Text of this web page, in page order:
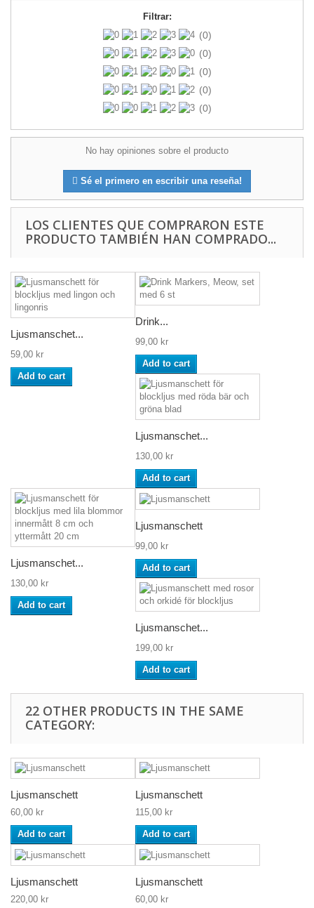
Filtrar:
(0)
(0)
(0)
(0)
(0)
No hay opiniones sobre el producto
Sé el primero en escribir una reseña!
LOS CLIENTES QUE COMPRARON ESTE
PRODUCTO TAMBIÉN HAN COMPRADO...
Ljusmanschet...
59,00 kr
Add to cart
Drink...
99,00 kr
Add to cart
Ljusmanschet...
130,00 kr
Add to cart
Ljusmanschet...
130,00 kr
Add to cart
Ljusmanschett
99,00 kr
Add to cart
Ljusmanschet...
199,00 kr
Add to cart
22 OTHER PRODUCTS IN THE SAME
CATEGORY:
Ljusmanschett
60,00 kr
Add to cart
Ljusmanschett
115,00 kr
Add to cart
Ljusmanschett
220,00 kr
Ljusmanschett
60,00 kr